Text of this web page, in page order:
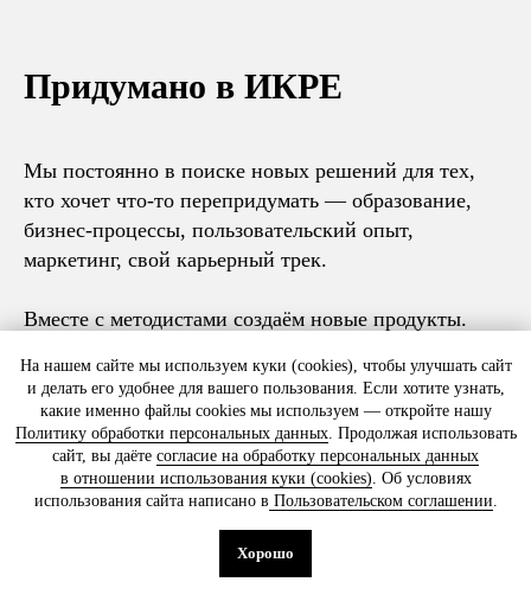
На нашем сайте мы используем куки (cookies), чтобы улучшать сайт
и делать его удобнее для вашего пользования. Если хотите узнать,
какие именно файлы cookies мы используем — откройте нашу
Политику обработки персональных данных. Продолжая использовать
сайт, вы даёте согласие на обработку персональных данных
в отношении использования куки (cookies). Об условиях
использования сайта написано в Пользовательском соглашении.
Хорошо
Придумано в ИКРЕ
Мы постоянно в поиске новых решений для тех,
кто хочет что‑то перепридумать — образование,
бизнес-процессы, пользовательский опыт,
маркетинг, свой карьерный трек.
Вместе с методистами создаём новые продукты.
Согласен наобработку персональных
конфиденциальности
от ИКРЫ
Отправить
ООО «Школа ИКРА»
Москва, ул. Новослободская, 31с2